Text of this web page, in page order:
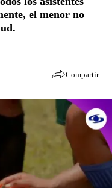
el menor no
Compartir